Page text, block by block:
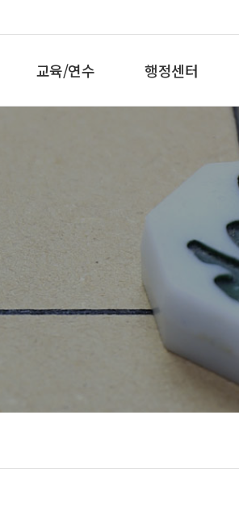
교육/연수
교육/연수 일정
행정센터
아마단증신청
회원복지몰